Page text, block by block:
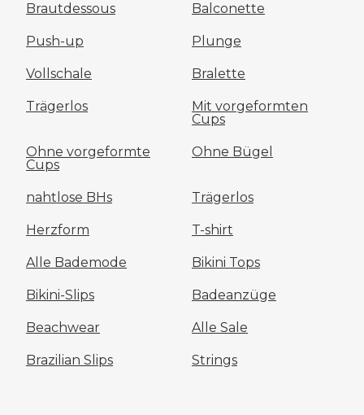
Brautdessous Balconette
Push-up Plunge
Vollschale Bralette
Trägerlos
Mit vorgeformten
Cups
Ohne vorgeformte
Cups
Ohne Bügel
nahtlose BHs Trägerlos
Herzform T-shirt
Alle Bademode Bikini Tops
Bikini-Slips Badeanzüge
Beachwear Alle Sale
Brazilian Slips Strings